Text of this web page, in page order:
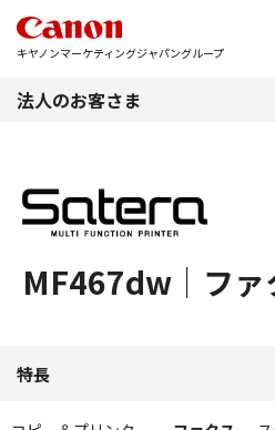
キヤノンマーケティングジャパングループ
法人のお客さま
MF467dw｜ファ
特長